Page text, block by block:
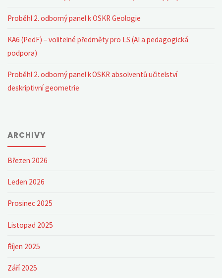
Proběhl 2. odborný panel k OSKR Geologie
KA6 (PedF) – volitelné předměty pro LS (AI a pedagogická
podpora)
Proběhl 2. odborný panel k OSKR absolventů učitelství
deskriptivní geometrie
ARCHIVY
Březen 2026
Leden 2026
Prosinec 2025
Listopad 2025
Říjen 2025
Září 2025